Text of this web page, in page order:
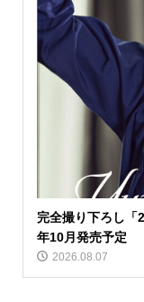
完全撮り下ろし
年10月発売予定
2026.08.07